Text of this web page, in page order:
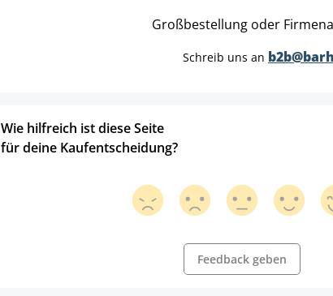
Großbestellung oder
Schreib uns an
Wie hilfreich ist diese Seite
für deine Kaufentscheidung?
Feedback geben